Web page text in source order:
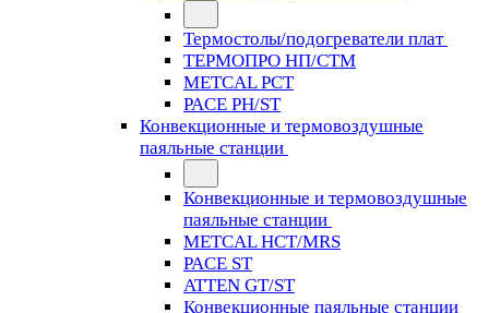
Термостолы/подогреватели плат
ТЕРМОПРО НП/СТМ
METCAL PCT
PACE PH/ST
Конвекционные и термовоздушные
паяльные станции
Конвекционные и термовоздушные
паяльные станции
METCAL HCT/MRS
PACE ST
ATTEN GT/ST
Конвекционные паяльные станции